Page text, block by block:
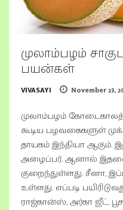
முலாம்பழம்
பயன்கள்
VIVASAYI November 23,
முலாம்பழம்
கூடிய பழவகைகளுள்
தாயகம் இந்தியா ஆகும்.
அழைப்பர். ஆனால் இதனை
குறைந்துள்ளது. சீனா,
உள்ளது. எப்படி
ராஜ்கான்ஸ், அர்கா ஜீட்,